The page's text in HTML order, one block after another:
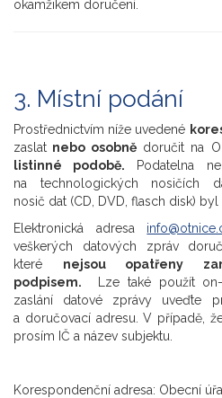
okamžikem doručení.
3. Místní podání
Prostřednictvím níže uvedené
zaslat nebo osobně doručit na
listinné podobě. Podatelna
na technologických nosičích
nosič dat (CD, DVD, flasch disk)
Elektronická adresa
veškerých datových zpráv
které nejsou opatřeny
podpisem. Lze také použít on-
zaslání datové zprávy uveďte
a doručovací adresu. V případě,
prosím IČ a název subjektu.
Korespondenční adresa: Obecní